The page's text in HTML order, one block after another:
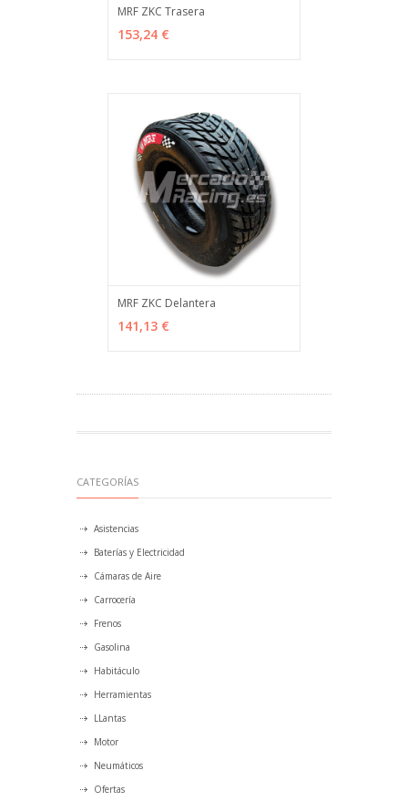
AÑADIR
MRF ZKC Trasera
153,24 €
AÑADIR
MRF ZKC Delantera
141,13 €
CATEGORÍAS
Asistencias
Baterías y Electricidad
Cámaras de Aire
Carrocería
Frenos
Gasolina
Habitáculo
Herramientas
LLantas
Motor
Neumáticos
Ofertas